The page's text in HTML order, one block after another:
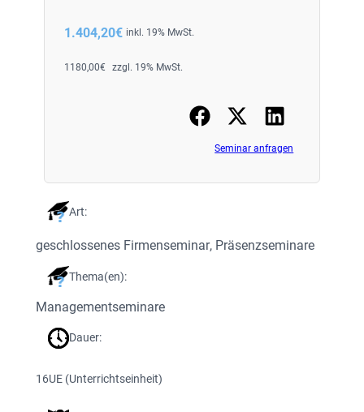
1.404,20€ inkl. 19% MwSt.
1180,00€ zzgl. 19% MwSt.
Seminar anfragen
Art:
geschlossenes Firmenseminar, Präsenzseminare
Thema(en):
Managementseminare
Dauer:
16UE (Unterrichtseinheit)